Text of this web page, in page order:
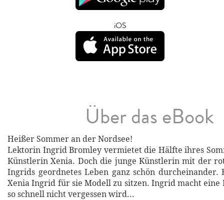
iOS
Über das eBook
Heißer Sommer an der Nordsee!
Lektorin Ingrid Bromley vermietet die Hälfte ihres
Künstlerin Xenia. Doch die junge Künstlerin mit der
Ingrids geordnetes Leben ganz schön durcheinander.
Xenia Ingrid für sie Modell zu sitzen. Ingrid macht eine
so schnell nicht vergessen wird...